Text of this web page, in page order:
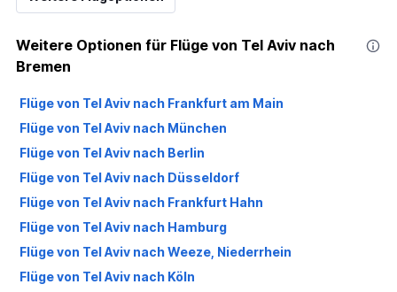
Weitere Optionen für Flüge von Tel Aviv nach
Bremen
Flüge von Tel Aviv nach Frankfurt am Main
Flüge von Tel Aviv nach München
Flüge von Tel Aviv nach Berlin
Flüge von Tel Aviv nach Düsseldorf
Flüge von Tel Aviv nach Frankfurt Hahn
Flüge von Tel Aviv nach Hamburg
Flüge von Tel Aviv nach Weeze, Niederrhein
Flüge von Tel Aviv nach Köln